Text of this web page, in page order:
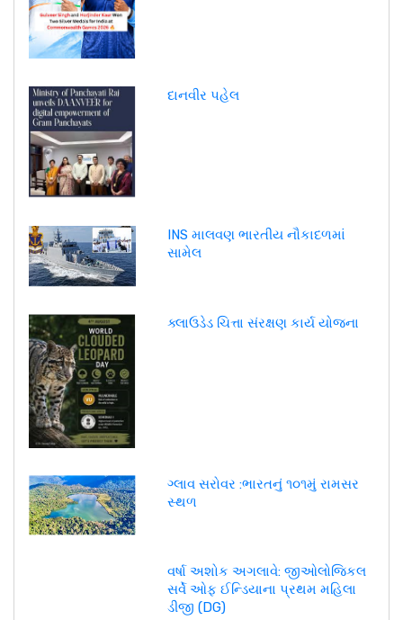
દાનવીર પહેલ
INS માલવણ ભારતીય નૌકાદળમાં
સામેલ
ક્લાઉડેડ ચિત્તા સંરક્ષણ કાર્ય યોજના
ગ્લાવ સરોવર :ભારતનું ૧૦૧મું રામસર
સ્થળ
વર્ષા અશોક અગલાવે: જીઓલોજિકલ
સર્વે ઓફ ઈન્ડિયાના પ્રથમ મહિલા
ડીજી (DG)